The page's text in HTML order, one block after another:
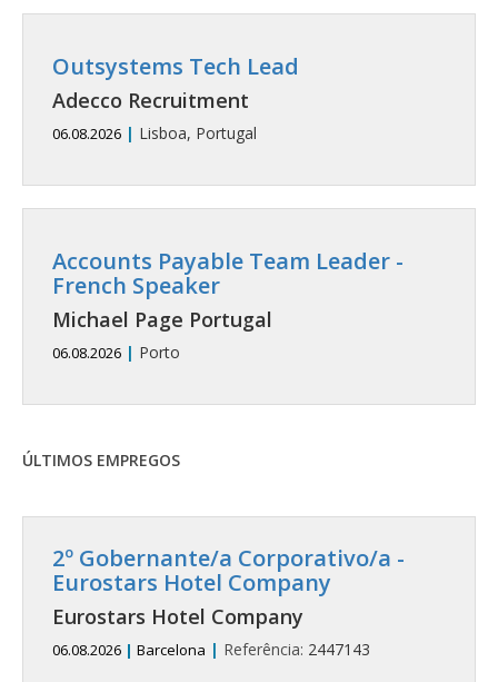
Outsystems Tech Lead
Adecco Recruitment
06.08.2026 | Lisboa, Portugal
Accounts Payable Team Leader -
French Speaker
Michael Page Portugal
06.08.2026 | Porto
ÚLTIMOS EMPREGOS
2º Gobernante/a Corporativo/a -
Eurostars Hotel Company
Eurostars Hotel Company
06.08.2026 | Barcelona | Referência: 2447143